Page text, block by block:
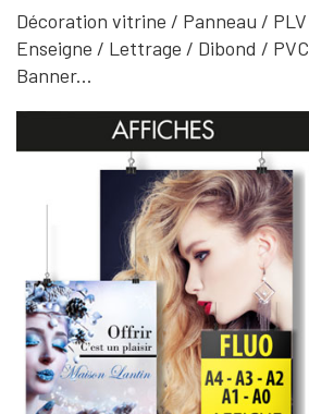
Décoration vitrine / Panneau /
Enseigne / Lettrage / Dibond /
Banner...